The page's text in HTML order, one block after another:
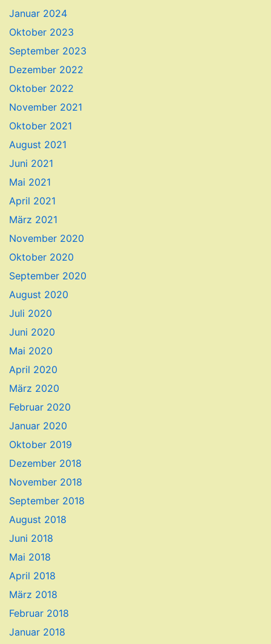
Januar 2024
Oktober 2023
September 2023
Dezember 2022
Oktober 2022
November 2021
Oktober 2021
August 2021
Juni 2021
Mai 2021
April 2021
März 2021
November 2020
Oktober 2020
September 2020
August 2020
Juli 2020
Juni 2020
Mai 2020
April 2020
März 2020
Februar 2020
Januar 2020
Oktober 2019
Dezember 2018
November 2018
September 2018
August 2018
Juni 2018
Mai 2018
April 2018
März 2018
Februar 2018
Januar 2018